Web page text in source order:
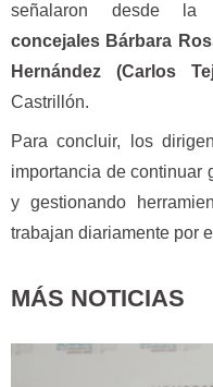
señalaron desde
concejales Bárbara
Hernández (Carlos
Castrillón.
Para concluir, los
importancia de continuar
y gestionando
trabajan diariamente por
MÁS NOTICIAS